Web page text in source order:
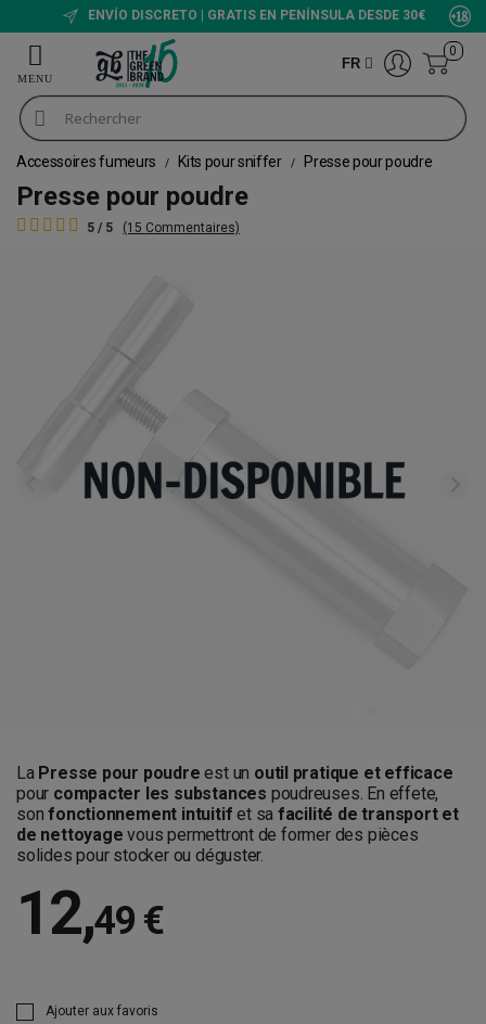
ENVÍO DISCRETO | GRATIS EN PENÍNSULA DESDE 30€
FR
0
Accessoires fumeurs Kits pour sniffer Presse pour poudre
Presse pour poudre
5 / 5 (15 Commentaires)
La Presse pour poudre est un outil pratique et efficace
pour compacter les substances poudreuses. En effete,
sonfonctionnement intuitif et sa facilité de transport et
de nettoyage vous permettront de former des pièces
solides pour stocker ou déguster.
12,49 €
Ajouter aux favoris